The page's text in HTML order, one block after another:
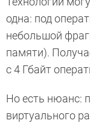
одна: под
небольшой
памяти).
с 4 Гбайт
Но есть нюанс:
виртуального